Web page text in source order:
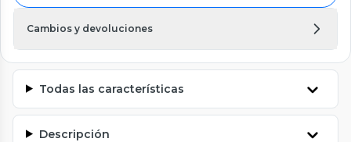
Cambios y devoluciones
Todas las características
Descripción